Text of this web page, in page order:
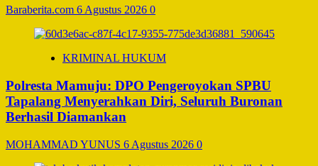
Baraberita.com 6 Agustus 2026 0
KRIMINAL HUKUM
Polresta Mamuju: DPO Pengeroyokan SPBU
Tapalang Menyerahkan Diri, Seluruh Buronan
Berhasil Diamankan
MOHAMMAD YUNUS 6 Agustus 2026 0